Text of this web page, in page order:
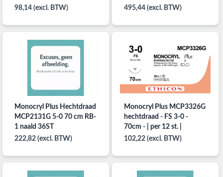
98,14 (excl. BTW)
495,44 (excl. BTW)
Monocryl Plus Hechtdraad
MCP2131G 5-0 70 cm RB-
1 naald 36ST
222,82 (excl. BTW)
Monocryl Plus MCP3326G
hechtdraad - FS 3-0 -
70cm - | per 12 st. |
102,22 (excl. BTW)